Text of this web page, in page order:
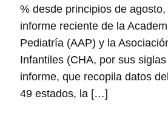
% desde principios de
informe reciente de la
Pediatría (AAP) y la
Infantiles (CHA, por sus
informe, que recopila datos
49 estados, la […]